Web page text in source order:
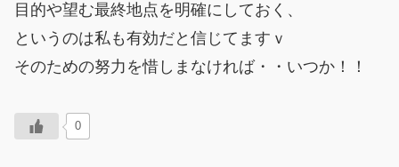
目的や望む最終地点を明確にしておく、
というのは私も有効だと信じてますｖ
そのための努力を惜しまなければ・・いつか！！
0